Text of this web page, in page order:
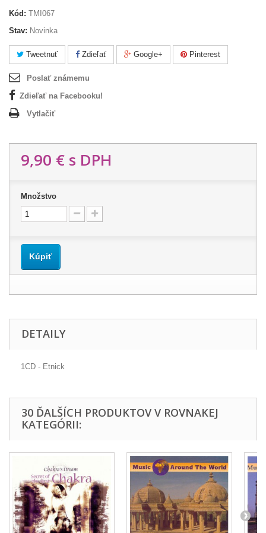
Kód: TMI067
Stav: Novinka
Tweetnuť Zdieľať Google+ Pinterest
Poslať známemu
Zdieľať na Facebooku!
Vytlačiť
9,90 € s DPH
Množstvo
Kúpiť
DETAILY
1CD - Etnick
30 ĎALŠÍCH PRODUKTOV V ROVNAKEJ
KATEGÓRII: